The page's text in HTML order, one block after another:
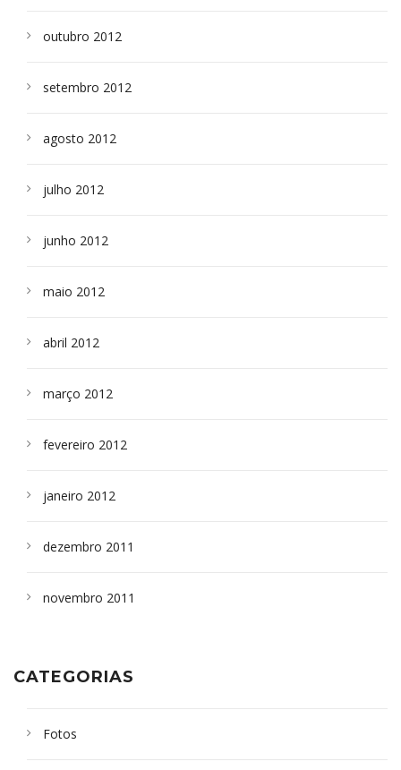
outubro 2012
setembro 2012
agosto 2012
julho 2012
junho 2012
maio 2012
abril 2012
março 2012
fevereiro 2012
janeiro 2012
dezembro 2011
novembro 2011
CATEGORIAS
Fotos